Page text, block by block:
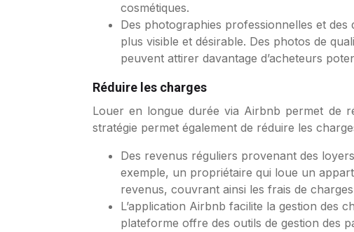
cosmétiques.
Des photographies professionnelles et
plus visible et désirable. Des photos de
peuvent attirer davantage d’acheteurs
Réduire les charges
Louer en longue durée via Airbnb permet de
stratégie permet également de réduire les
Des revenus réguliers provenant des
exemple, un propriétaire qui loue un
revenus, couvrant ainsi les frais de charges
L’application Airbnb facilite la gestion des
plateforme offre des outils de gestion des